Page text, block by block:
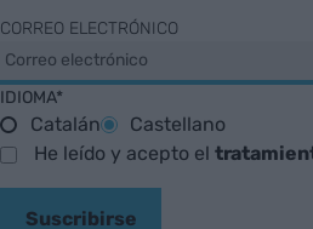
CORREO ELECTRÓNICO
IDIOMA*
Catalán
Castellano
He leído y acepto el
Suscribirse